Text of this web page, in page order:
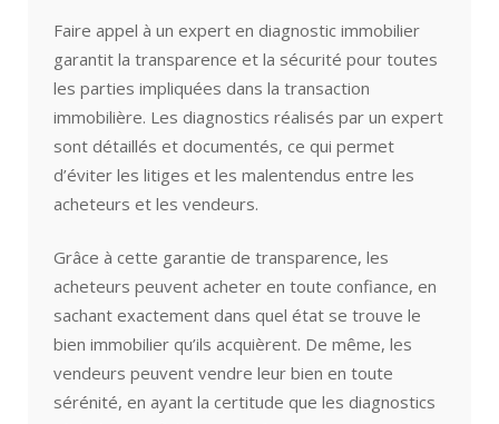
Faire appel à un expert en diagnostic immobilier
garantit la transparence et la sécurité pour toutes
les parties impliquées dans la transaction
immobilière. Les diagnostics réalisés par un expert
sont détaillés et documentés, ce qui permet
d’éviter les litiges et les malentendus entre les
acheteurs et les vendeurs.
Grâce à cette garantie de transparence, les
acheteurs peuvent acheter en toute confiance, en
sachant exactement dans quel état se trouve le
bien immobilier qu’ils acquièrent. De même, les
vendeurs peuvent vendre leur bien en toute
sérénité, en ayant la certitude que les diagnostics